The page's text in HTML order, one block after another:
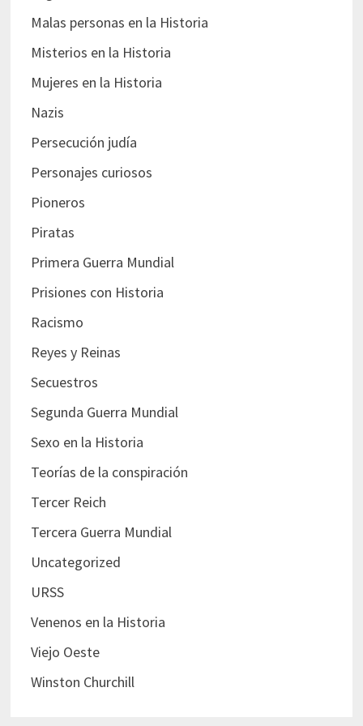
Malas personas en la Historia
Misterios en la Historia
Mujeres en la Historia
Nazis
Persecución judía
Personajes curiosos
Pioneros
Piratas
Primera Guerra Mundial
Prisiones con Historia
Racismo
Reyes y Reinas
Secuestros
Segunda Guerra Mundial
Sexo en la Historia
Teorías de la conspiración
Tercer Reich
Tercera Guerra Mundial
Uncategorized
URSS
Venenos en la Historia
Viejo Oeste
Winston Churchill